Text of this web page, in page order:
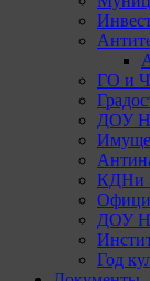
ГО и
ДОУ
КДНи
ДОУ
Год